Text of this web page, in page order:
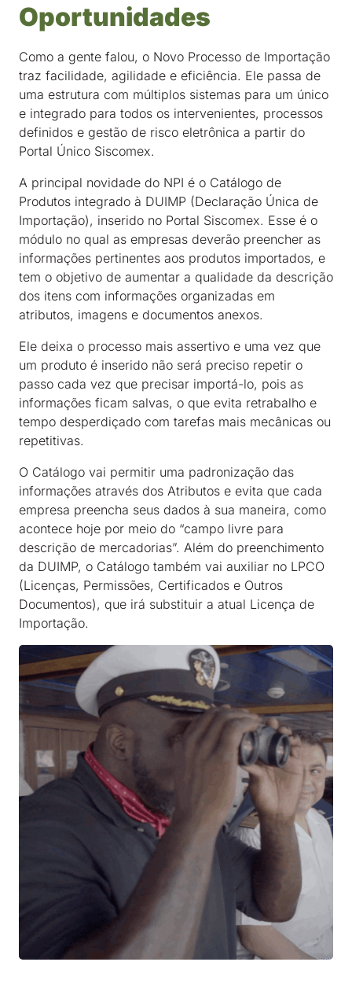
Oportunidades
Como a gente falou, o Novo Processo de Importação
traz facilidade, agilidade e eficiência. Ele passa de
uma estrutura com múltiplos sistemas para um único
e integrado para todos os intervenientes, processos
definidos e gestão de risco eletrônica a partir do
Portal Único Siscomex.
A principal novidade do NPI é o Catálogo de
Produtos integrado à DUIMP (Declaração Única de
Importação), inserido no Portal Siscomex. Esse é o
módulo no qual as empresas deverão preencher as
informações pertinentes aos produtos importados, e
tem o objetivo de aumentar a qualidade da descrição
dos itens com informações organizadas em
atributos, imagens e documentos anexos.
Ele deixa o processo mais assertivo e uma vez que
um produto é inserido não será preciso repetir o
passo cada vez que precisar importá-lo, pois as
informações ficam salvas, o que evita retrabalho e
tempo desperdiçado com tarefas mais mecânicas ou
repetitivas.
O Catálogo vai permitir uma padronização das
informações através dos Atributos e evita que cada
empresa preencha seus dados à sua maneira, como
acontece hoje por meio do “campo livre para
descrição de mercadorias”. Além do preenchimento
da DUIMP, o Catálogo também vai auxiliar no LPCO
(Licenças, Permissões, Certificados e Outros
Documentos), que irá substituir a atual Licença de
Importação.